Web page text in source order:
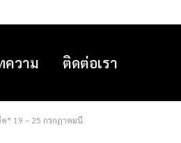
ความ ติดต่อเรา
ค” 19 – 25 กรกฏาคมนี้